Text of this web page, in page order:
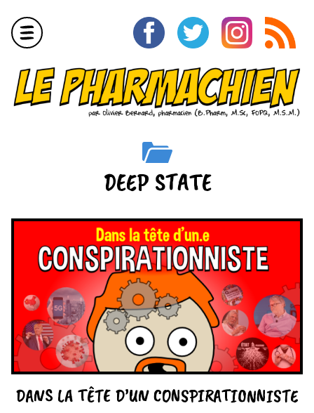
au
contenu
DEEP STATE
DANS LA TÊTE D’UN CONSPIRATIONNISTE